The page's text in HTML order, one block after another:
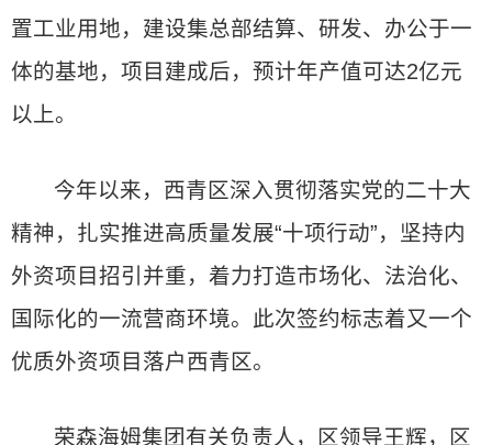
置工业用地，建设集总部结算、研发、办公于一
体的基地，项目建成后，预计年产值可达2亿元
以上。
今年以来，西青区深入贯彻落实党的二十大
精神，扎实推进高质量发展“十项行动”，坚持内
外资项目招引并重，着力打造市场化、法治化、
国际化的一流营商环境。此次签约标志着又一个
优质外资项目落户西青区。
荣森海姆集团有关负责人，区领导王辉，区